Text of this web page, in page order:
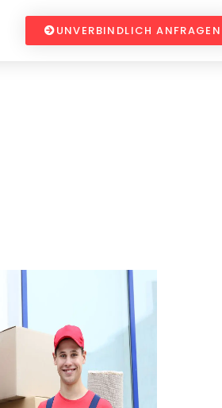
UNVERBINDLICH ANFRAGEN